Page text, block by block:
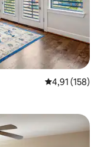
Průměrné
4,91 (158)